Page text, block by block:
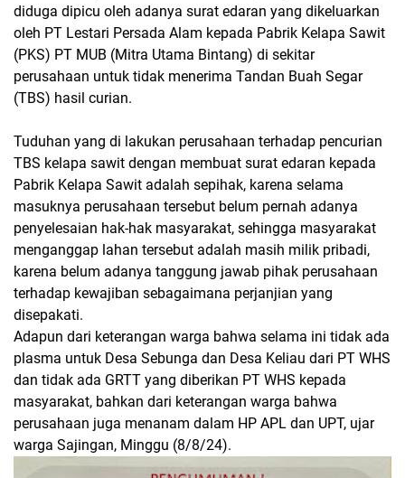
diduga dipicu oleh adanya surat edaran yang dikeluarkan
oleh PT Lestari Persada Alam kepada Pabrik Kelapa Sawit
(PKS) PT MUB (Mitra Utama Bintang) di sekitar
perusahaan untuk tidak menerima Tandan Buah Segar
(TBS) hasil curian.
Tuduhan yang di lakukan perusahaan terhadap pencurian
TBS kelapa sawit dengan membuat surat edaran kepada
Pabrik Kelapa Sawit adalah sepihak, karena selama
masuknya perusahaan tersebut belum pernah adanya
penyelesaian hak-hak masyarakat, sehingga masyarakat
menganggap lahan tersebut adalah masih milik pribadi,
karena belum adanya tanggung jawab pihak perusahaan
terhadap kewajiban sebagaimana perjanjian yang
disepakati.
Adapun dari keterangan warga bahwa selama ini tidak ada
plasma untuk Desa Sebunga dan Desa Keliau dari PT WHS
dan tidak ada GRTT yang diberikan PT WHS kepada
masyarakat, bahkan dari keterangan warga bahwa
perusahaan juga menanam dalam HP APL dan UPT, ujar
warga Sajingan, Minggu (8/8/24).